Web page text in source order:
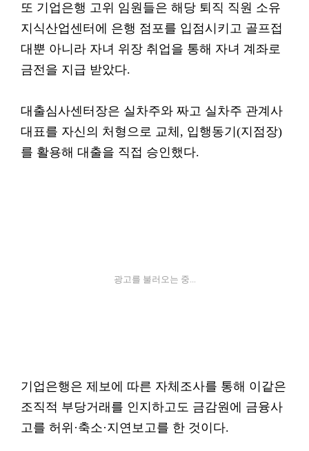
또 기업은행 고위 임원들은 해당 퇴직 직원 소유
지식산업센터에 은행 점포를 입점시키고 골프접
대뿐 아니라 자녀 위장 취업을 통해 자녀 계좌로
금전을 지급 받았다.
대출심사센터장은 실차주와 짜고 실차주 관계사
대표를 자신의 처형으로 교체, 입행동기(지점장)
를 활용해 대출을 직접 승인했다.
광고를 불러오는 중...
기업은행은 제보에 따른 자체조사를 통해 이같은
조직적 부당거래를 인지하고도 금감원에 금융사
고를 허위·축소·지연보고를 한 것이다.